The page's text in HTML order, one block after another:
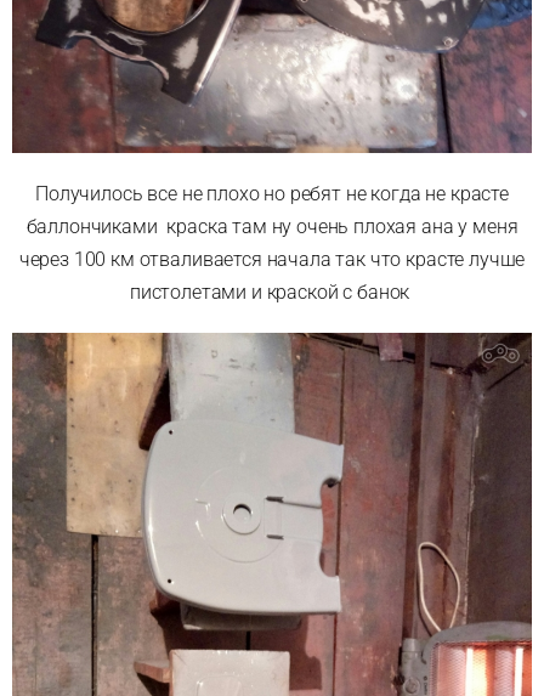
Получилось все не плохо но ребят не когда не красте
баллончиками краска там ну очень плохая ана у меня
через 100 км отваливается начала так что красте лучше
пистолетами и краской с банок